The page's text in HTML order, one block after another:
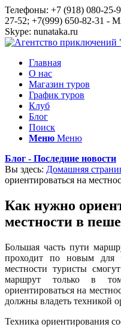
Телефоны: +7 (918) 080-25-
27-52; +7(999) 650-82-31 -
Skype: nunataka.ru
Главная
О нас
Магазин туров
График туров
Клуб
Блог
Поиск
Меню Меню
Блог - Последние новости
Вы здесь: Домашняя
ориентироваться на
Как нужно
местности в
Большая часть пути
проходит по новым для
местности туристы
маршрут только в
ориентироваться на
должны владеть техникой
Техника ориентирования